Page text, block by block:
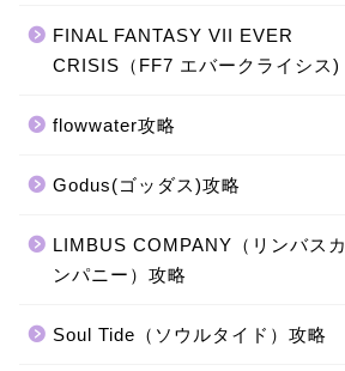
FINAL FANTASY VII EVER
CRISIS（FF7 エバークライシス)
flowwater攻略
Godus(ゴッダス)攻略
LIMBUS COMPANY（リンバスカ
ンパニー）攻略
Soul Tide（ソウルタイド）攻略